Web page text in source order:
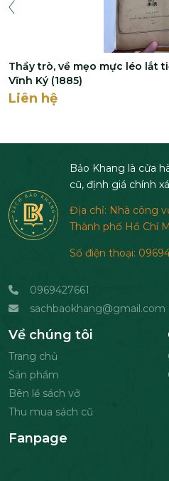
Thầy trò, về mẹo mực léo lắt
Vĩnh Ký (1885)
Liên hệ
Bảo Khang là cửa
cũ, định giá chính
Địa chỉ: Nhà công
Thành phố Hồ Chí
Số điện thoại:
0969427661
sachbaokhang@gmail.com
Về chúng tôi
Trang chủ
Sản phẩm
Bên lề sách vở
Thu mua sách cũ
Fanpage